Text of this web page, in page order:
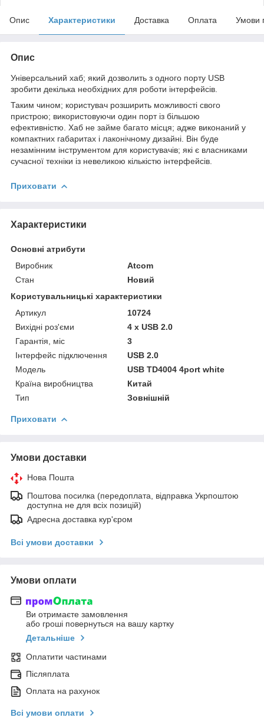
Опис Характеристики Доставка Оплата Умови
Опис
Універсальний хаб; який дозволить з одного порту USB
зробити декілька необхідних для роботи інтерфейсів.
Таким чином; користувач розширить можливості свого
пристрою; використовуючи один порт із більшою
ефективністю. Хаб не займе багато місця; адже виконаний у
компактних габаритах і лаконічному дизайні. Він буде
незамінним інструментом для користувачів; які є власниками
сучасної техніки із невеликою кількістю інтерфейсів.
Приховати
Характеристики
Основні атрибути
Виробник
Atcom
Стан
Новий
Користувальницькі характеристики
Артикул
10724
Вихідні роз'єми
4 x USB 2.0
Гарантія, міс
3
Інтерфейс підключення
USB 2.0
Мoдель
USB TD4004 4port white
Країна виробництва
Китай
Тип
Зовнішній
Приховати
Умови доставки
Нова Пошта
Поштова посилка (передоплата, відправка Укрпоштою
доступна не для всіх позицій)
Адресна доставка кур'єром
Всі умови доставки
Умови оплати
Ви отримаєте замовлення
або гроші повернуться на вашу картку
Детальніше
Оплатити частинами
Післяплата
Оплата на рахунок
Всі умови оплати